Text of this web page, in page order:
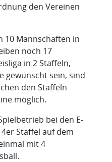
den Vereinen
10 Mannschaften in
noch 17
in 2 Staffeln,
gewünscht sein, sind
den Staffeln
möglich.
bei den E-
Staffel auf dem
mit 4